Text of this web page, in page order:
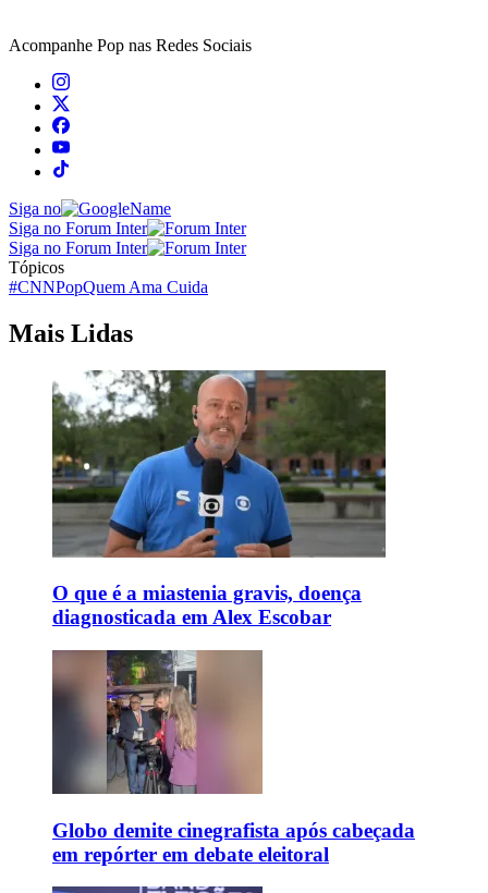
Acompanhe Pop nas Redes Sociais
Siga no
Siga no Forum Inter
Siga no Forum Inter
Tópicos
#CNNPopQuem Ama Cuida
Mais Lidas
O que é a miastenia gravis, doença
diagnosticada em Alex Escobar
Globo demite cinegrafista após cabeçada
em repórter em debate eleitoral